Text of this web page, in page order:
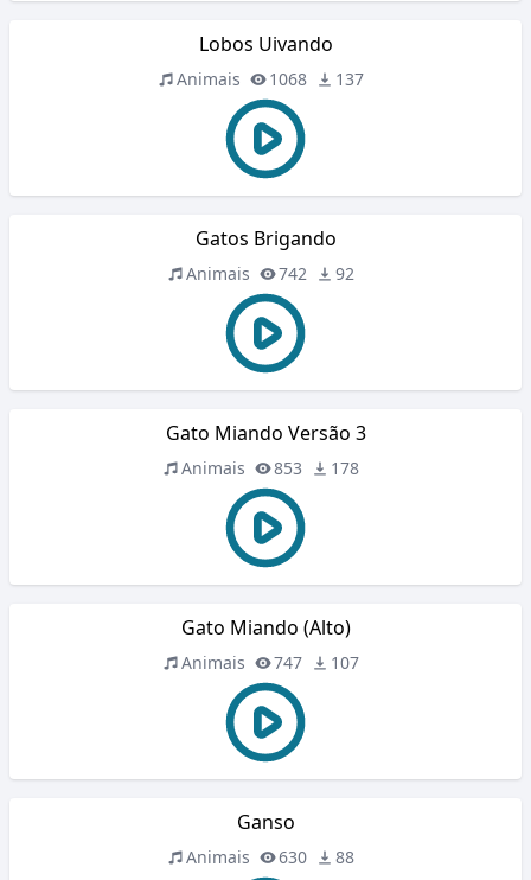
Lobos Uivando
Animais 1068 137
Gatos Brigando
Animais 742 92
Gato Miando Versão 3
Animais 853 178
Gato Miando (Alto)
Animais 747 107
Ganso
Animais 630 88